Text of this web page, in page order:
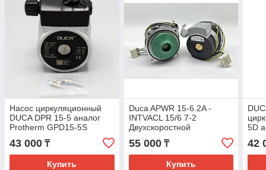
Насос циркуляционный
DUCA DPR 15-5 аналог
Protherm GPD15-5S
43 000 ₸
Купить
Duca APWR 15-6.2A -
INTVACL 15/6 7-2
Двухскоростной
Циркуляционный Насос
55 000₸
Купить
5D
42